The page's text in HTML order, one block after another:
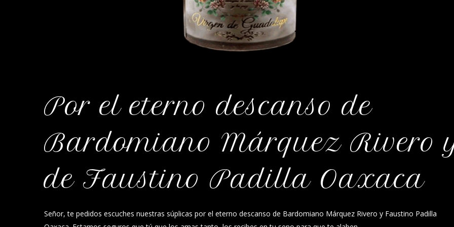
Por el eterno descanso de
Bardomiano Márquez Rivero
de Faustino Padilla Oaxaca
Señor, te pedidos escuches nuestras súplicas por el eterno descanso de Bardomiano Márquez Rivero y Faustino Padilla